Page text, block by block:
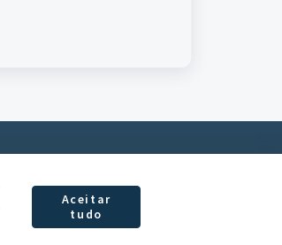
Aceitar
tudo